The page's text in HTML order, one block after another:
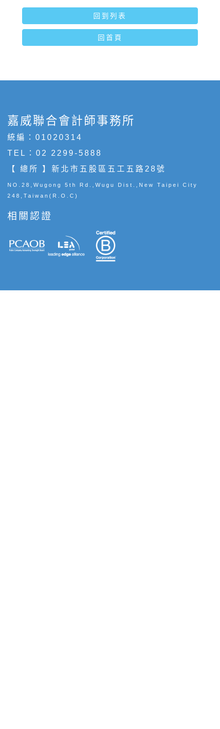
回到列表
回首頁
嘉威聯合會計師事務所
統編：01020314
TEL： 02 2299-5888
【 總所 】新北市五股區五工五路28號
NO.28,Wugong 5th Rd.,Wugu Dist.,New Taipei City
248,Taiwan(R.O.C)
相關認證